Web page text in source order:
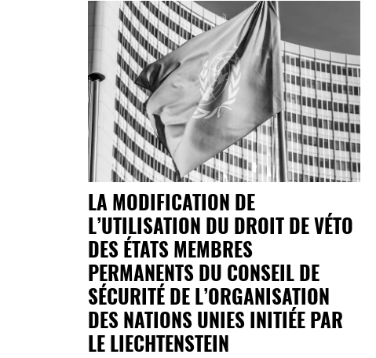
LA MODIFICATION DE
L’UTILISATION DU DROIT DE VÉTO
DES ÉTATS MEMBRES
PERMANENTS DU CONSEIL DE
SÉCURITÉ DE L’ORGANISATION
DES NATIONS UNIES INITIÉE PAR
LE LIECHTENSTEIN